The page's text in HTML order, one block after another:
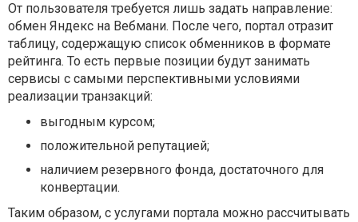
От пользователя требуется лишь задать направление:
обмен Яндекс на Вебмани. После чего, портал отразит
таблицу, содержащую список обменников в формате
рейтинга. То есть первые позиции будут занимать
сервисы с самыми перспективными условиями
реализации транзакций:
выгодным курсом;
положительной репутацией;
наличием резервного фонда, достаточного для
конвертации.
Таким образом, с услугами портала можно рассчитывать